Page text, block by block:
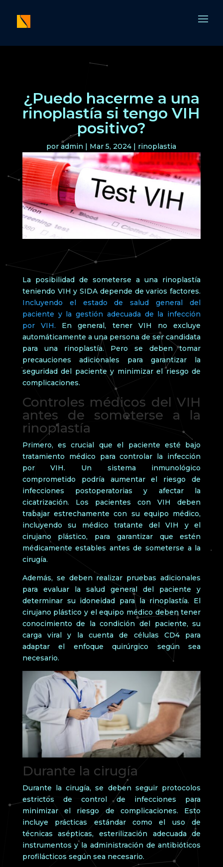
¿Puedo hacerme a una
rinoplastía si tengo VIH
positivo?
poradmin | Mar 5, 2024 | rinoplastia
La posibilidad de someterse a una rinoplastía
teniendo VIH y SIDA depende de varios factores.
Incluyendo el estado de salud general del
paciente y la gestión adecuada de la infección
por VIH. En general, tener VIH no excluye
automáticamente a una persona de ser candidata
para una rinoplastía. Pero se deben tomar
precauciones adicionales para garantizar la
seguridad del paciente y minimizar el riesgo de
complicaciones.
Controles médicos del VIH
antes de someterse a la
rinoplastía
Primero, es crucial que el paciente esté bajo
tratamiento médico para controlar la infección
por VIH. Un sistema inmunológico
comprometido podría aumentar el riesgo de
infecciones postoperatorias y afectar la
cicatrización. Los pacientes con VIH deben
trabajar estrechamente con su equipo médico,
incluyendo su médico tratante del VIH y el
cirujano plástico, para garantizar que estén
médicamente estables antes de someterse a la
cirugía.
Además, se deben realizar pruebas adicionales
para evaluar la salud general del paciente y
determinar su idoneidad para la rinoplastía. El
cirujano plástico y el equipo médico deben tener
conocimiento de la condición del paciente, su
carga viral y la cuenta de células CD4 para
adaptar el enfoque quirúrgico según sea
necesario.
Durante la cirugía
Durante la cirugía, se deben seguir protocolos
estrictos de control de infecciones para
minimizar el riesgo de complicaciones. Esto
incluye prácticas estándar como el uso de
técnicas asépticas, esterilización adecuada de
instrumentos y la administración de antibióticos
profilácticos según sea necesario.